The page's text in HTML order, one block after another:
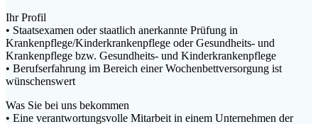
Ihr Profil
• Staatsexamen oder staatlich anerkannte Prüfung in
Krankenpflege/Kinderkrankenpflege oder Gesundheits- und
Krankenpflege bzw. Gesundheits- und Kinderkrankenpflege
• Berufserfahrung im Bereich einer Wochenbettversorgung ist
wünschenswert
Was Sie bei uns bekommen
• Eine verantwortungsvolle Mitarbeit in einem Unternehmen der